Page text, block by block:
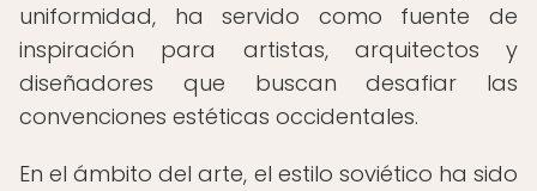
uniformidad, ha servido como fuente de
inspiración para artistas, arquitectos y
diseñadores que buscan desafiar las
convenciones estéticas occidentales.
En el ámbito del arte, el estilo soviético ha sido